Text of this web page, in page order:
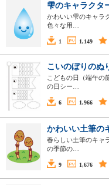
雫のキャラクタ
かわいい雫のキャラ
色々な用…
1 1,149
こいのぼりのぬ
こどもの日（端午の
の日シー…
6 1,966
かわいい土筆の
春らしい土筆のキャ
の季節の…
9 1,676